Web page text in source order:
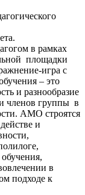
в рамках
площадки
игра с
– это
и разнообразие
членов группы в
АМО строятся
и
в
подходе к